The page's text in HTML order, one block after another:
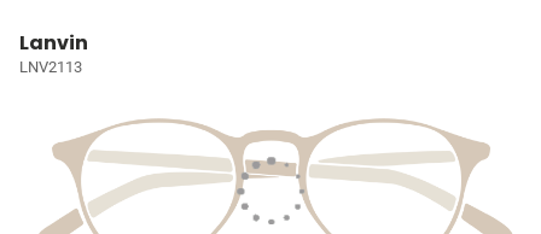
Lanvin
LNV2113